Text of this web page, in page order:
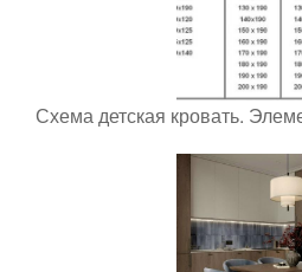
Схема детская кровать.